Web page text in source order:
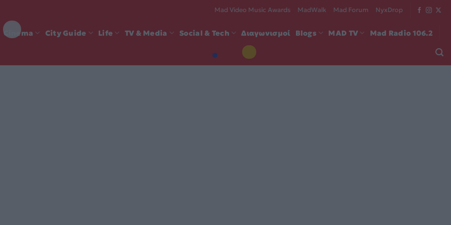
Mad Video Music Awards MadWalk Mad Forum NyxDrop
Cinema City Guide Life TV & Media Social & Tech Διαγωνισμοί Blogs MAD TV Mad Radio 106.2